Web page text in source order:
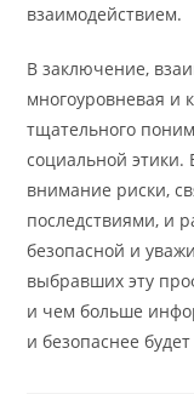
взаимодействием.
В заключение,
многоуровневая и
тщательного
социальной
внимание риски,
последствиями, и
безопасной и
выбравших эту
и чем больше
и безопаснее